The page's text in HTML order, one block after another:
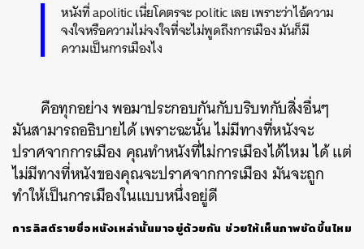
หนังที่ apolitic เนี่ยโคตรจะ politic เลย เพราะว่าไอ้ความ
จงใจหรือความไม่จงใจที่จะไม่พูดถึงการเมือง มันก็มี
ความเป็นการเมืองไง
คือทุกอย่าง พอมาประกอบกันกับบริบทกับสิ่งอื่นๆ
มันสามารถอธิบายได้ เพราะฉะนั้น ไม่มีทางที่หนังจะ
ปราศจากการเมือง คุณทำหนังที่ไม่การเมืองได้ไหม ได้ แต่
ไม่มีทางที่หนังของคุณจะปราศจากการเมือง มันจะถูก
ทำให้เป็นการเมืองในแบบหนึ่งอยู่ดี
การลิสต์รายชื่อหนังเหล่านั้นมาอยู่ด้วยกัน ช่วยให้เห็นภาพชัดขึ้นไหม